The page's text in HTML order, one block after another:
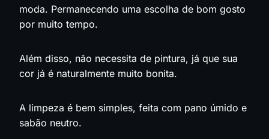
moda. Permanecendo uma escolha de bom gosto
por muito tempo.
Além disso, não necessita de pintura, já que sua
cor já é naturalmente muito bonita.
A limpeza é bem simples, feita com pano úmido e
sabão neutro.